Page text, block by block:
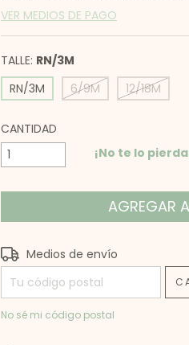
VER MEDIOS DE PAGO
TALLE: RN/3M
RN/3M
6/9M 12/18M
CANTIDAD
¡No te lo
Entregas para el CP:
Medios de envío
No sé mi código postal